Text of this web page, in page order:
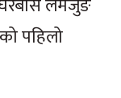
पहिलो